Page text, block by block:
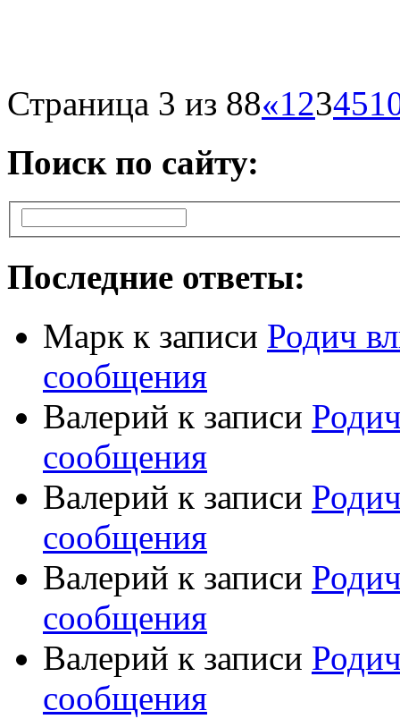
Страница 3 из 88«1 2345
Поиск по сайту:
Последние ответы:
Марк к записи Родич
сообщения
Валерий к записи
сообщения
Валерий к записи
сообщения
Валерий к записи
сообщения
Валерий к записи
сообщения